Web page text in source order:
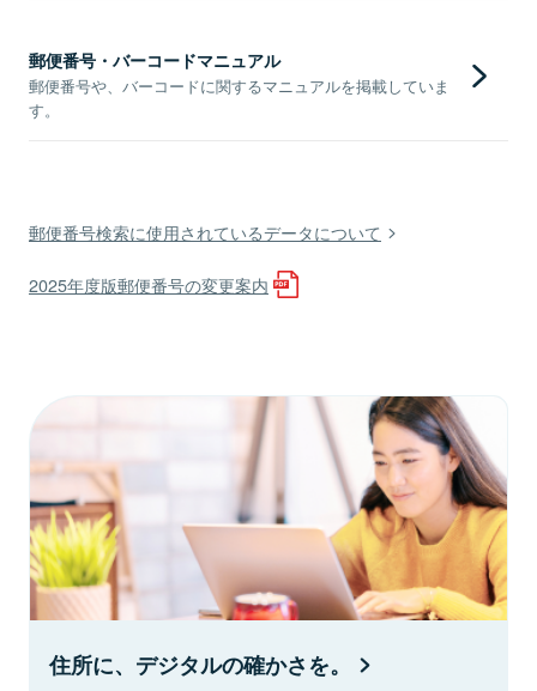
郵便番号・バーコードマニュアル
郵便番号や、バーコードに関するマニュアルを掲載していま
す。
郵便番号検索に使用されているデータについて
2025年度版郵便番号の変更案内
住所に、デジタルの確かさを。